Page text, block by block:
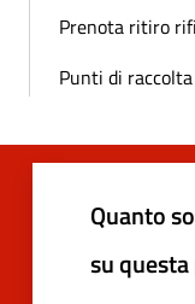
Prenota ritiro
Punti di
Quanto
su